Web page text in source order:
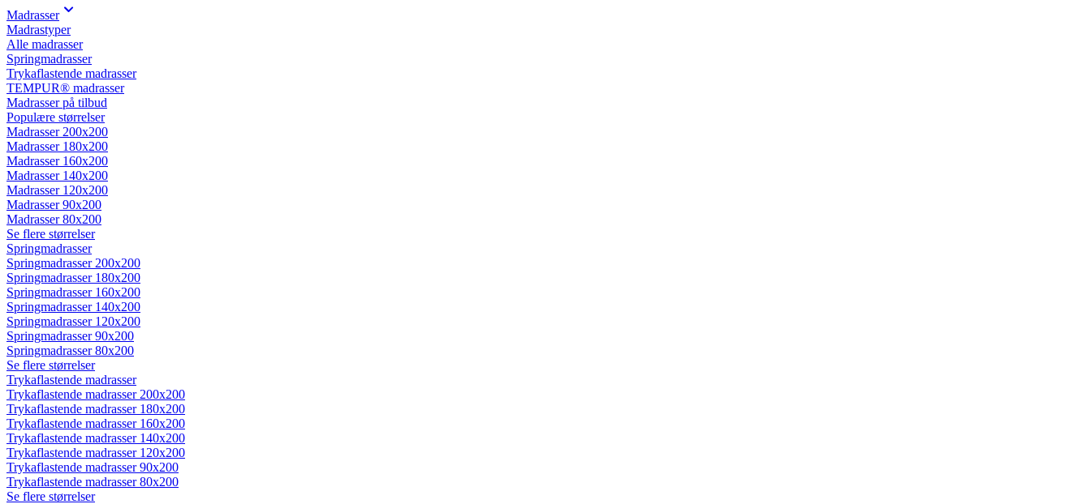
Madrasser
Madrastyper
Alle madrasser
Springmadrasser
Trykaflastende madrasser
TEMPUR® madrasser
Madrasser på tilbud
Populære størrelser
Madrasser 200x200
Madrasser 180x200
Madrasser 160x200
Madrasser 140x200
Madrasser 120x200
Madrasser 90x200
Madrasser 80x200
Se flere størrelser
Springmadrasser
Springmadrasser 200x200
Springmadrasser 180x200
Springmadrasser 160x200
Springmadrasser 140x200
Springmadrasser 120x200
Springmadrasser 90x200
Springmadrasser 80x200
Se flere størrelser
Trykaflastende madrasser
Trykaflastende madrasser 200x200
Trykaflastende madrasser 180x200
Trykaflastende madrasser 160x200
Trykaflastende madrasser 140x200
Trykaflastende madrasser 120x200
Trykaflastende madrasser 90x200
Trykaflastende madrasser 80x200
Se flere størrelser